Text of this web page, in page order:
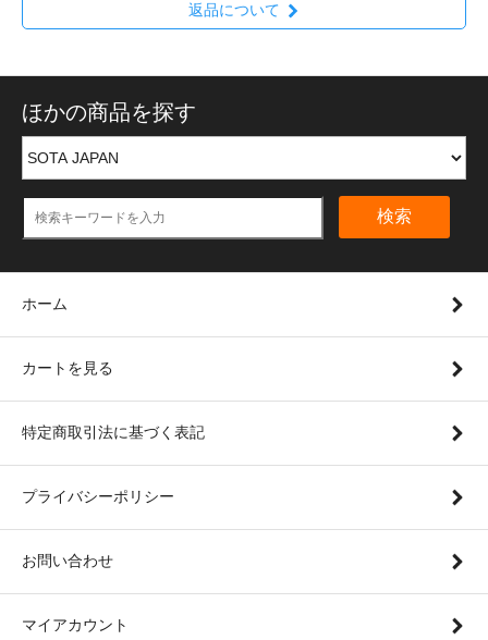
返品について
ほかの商品を探す
検索
ホーム
カートを見る
特定商取引法に基づく表記
プライバシーポリシー
お問い合わせ
マイアカウント